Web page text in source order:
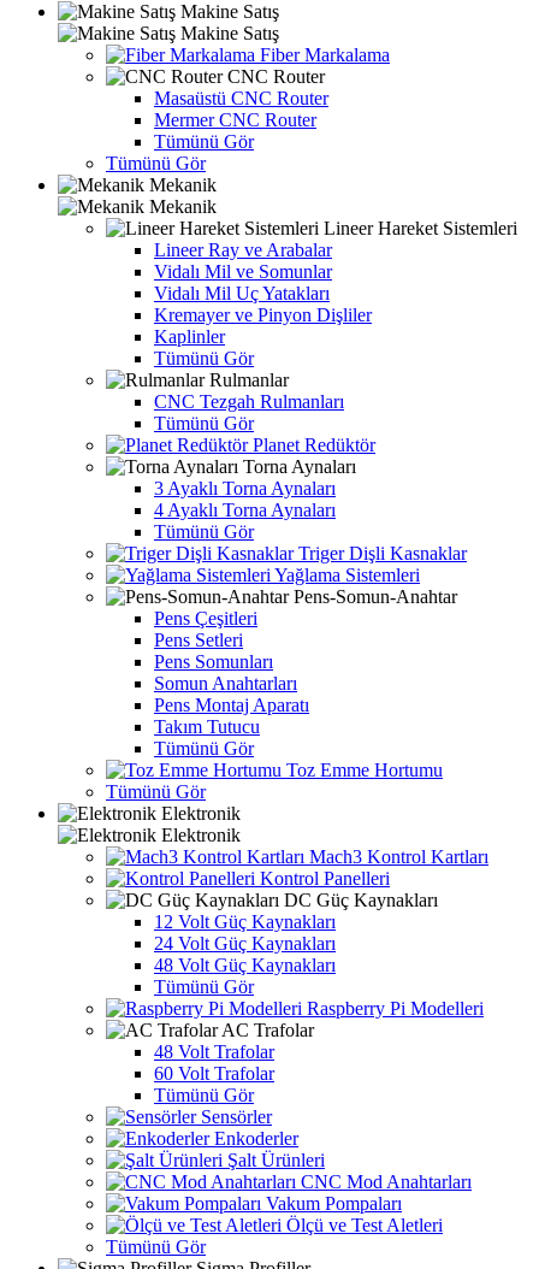
Makine Satış
Makine Satış
Fiber Markalama
CNC Router
Masaüstü CNC Router
Mermer CNC Router
Tümünü Gör
Tümünü Gör
Mekanik
Mekanik
Lineer Hareket Sistemleri
Lineer Ray ve Arabalar
Vidalı Mil ve Somunlar
Vidalı Mil Uç Yatakları
Kremayer ve Pinyon Dişliler
Kaplinler
Tümünü Gör
Rulmanlar
CNC Tezgah Rulmanları
Tümünü Gör
Planet Redüktör
Torna Aynaları
3 Ayaklı Torna Aynaları
4 Ayaklı Torna Aynaları
Tümünü Gör
Triger Dişli Kasnaklar
Yağlama Sistemleri
Pens-Somun-Anahtar
Pens Çeşitleri
Pens Setleri
Pens Somunları
Somun Anahtarları
Pens Montaj Aparatı
Takım Tutucu
Tümünü Gör
Toz Emme Hortumu
Tümünü Gör
Elektronik
Elektronik
Mach3 Kontrol Kartları
Kontrol Panelleri
DC Güç Kaynakları
12 Volt Güç Kaynakları
24 Volt Güç Kaynakları
48 Volt Güç Kaynakları
Tümünü Gör
Raspberry Pi Modelleri
AC Trafolar
48 Volt Trafolar
60 Volt Trafolar
Tümünü Gör
Sensörler
Enkoderler
Şalt Ürünleri
CNC Mod Anahtarları
Vakum Pompaları
Ölçü ve Test Aletleri
Tümünü Gör